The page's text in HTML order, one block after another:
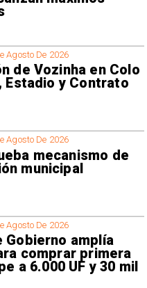
Agosto De 2026
de Vozinha en Colo
Estadio y Contrato
Agosto De 2026
mecanismo de
municipal
Agosto De 2026
Gobierno amplía
comprar primera
a 6.000 UF y 30 mil